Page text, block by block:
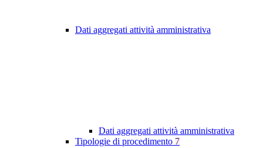
Dati aggregati attività amministrativa
Dati aggregati attività amministrativa
Tipologie di procedimento 7